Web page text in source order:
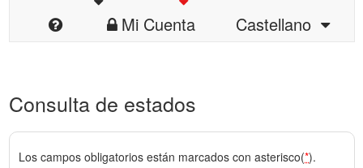
Mi Cuenta
Castellano
Consulta de estados
Los campos obligatorios están marcados con asterisco(*).